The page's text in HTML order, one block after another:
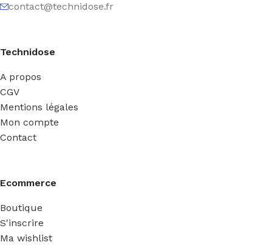
contact@technidose.fr
Technidose
A propos
CGV
Mentions légales
Mon compte
Contact
Ecommerce
Boutique
S'inscrire
Ma wishlist